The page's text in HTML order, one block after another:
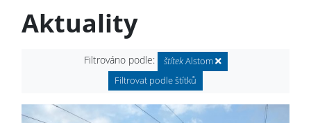
Aktuality
Filtrováno podle: štítekAlstom
Filtrovat podle štítků